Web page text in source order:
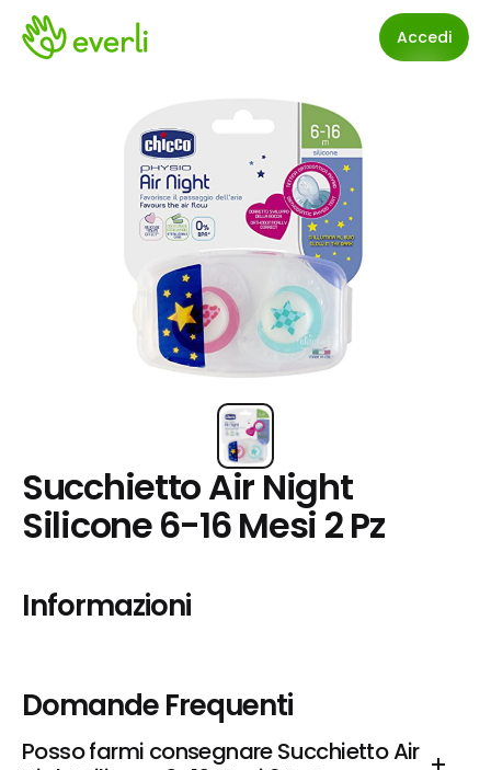
Accedi
Succhietto Air Night
Silicone 6-16 Mesi 2 Pz
Informazioni
Domande Frequenti
Posso farmi consegnare Succhietto Air